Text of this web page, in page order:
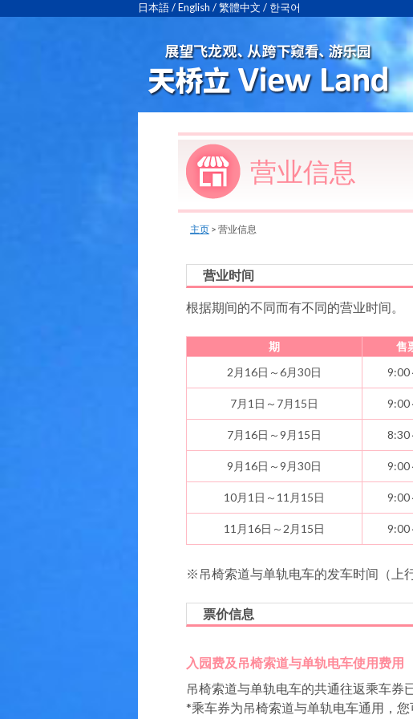
日本語/English /繁體中文 / 한국어
营业信息
主页 > 营业信息
营业时间
根据期间的不同而有不同的营业时间。
期 售
2月16日～6月30日
9:00
7月1日～7月15日 9:00
7月16日～9月15日 8:30
9月16日～9月30日 9:00
10月1日～11月15日 9:00
11月16日～2月15日 9:00
※吊椅索道与单轨电车的发车时间（上
票价信息
入园费及吊椅索道与单轨电车使用费用
吊椅索道与单轨电车的共通往返乘车券
*乘车券为吊椅索道与单轨电车通用，